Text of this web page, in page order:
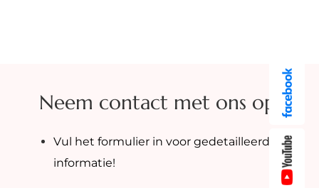
Neem contact met ons op!
Vul het formulier in voor gedetailleerde
informatie!